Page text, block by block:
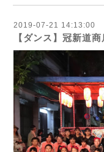
2019-07-21 14:13:00
【ダンス】冠新道